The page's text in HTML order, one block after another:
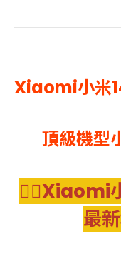
Xiaomi小米
頂級機型
👉🏻Xiaomi
最